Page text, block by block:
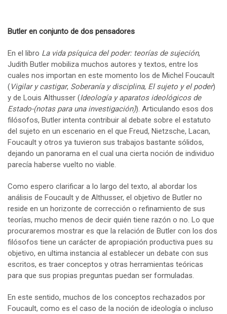
Butler en conjunto de dos pensadores
En el libro La vida psíquica del poder: teorías de sujeción,
Judith Butler mobiliza muchos autores y textos, entre los
cuales nos importan en este momento los de Michel Foucault
(Vigilar y castigar, Soberanía y disciplina, El sujeto y el poder)
y de Louis Althusser (Ideología y aparatos ideológicos de
Estado-(notas para una investigación)). Articulando esos dos
filósofos, Butler intenta contribuir al debate sobre el estatuto
del sujeto en un escenario en el que Freud, Nietzsche, Lacan,
Foucault y otros ya tuvieron sus trabajos bastante sólidos,
dejando un panorama en el cual una cierta noción de individuo
parecía haberse vuelto no viable.
Como espero clarificar a lo largo del texto, al abordar los
análisis de Foucault y de Althusser, el objetivo de Butler no
reside en un horizonte de corrección o refinamiento de sus
teorías, mucho menos de decir quién tiene razón o no. Lo que
procuraremos mostrar es que la relación de Butler con los dos
filósofos tiene un carácter de apropiación productiva pues su
objetivo, en ultima instancia al establecer un debate con sus
escritos, es traer conceptos y otras herramientas teóricas
para que sus propias preguntas puedan ser formuladas.
En este sentido, muchos de los conceptos rechazados por
Foucault, como es el caso de la noción de ideología o incluso